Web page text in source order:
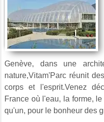
Genève, dans une
nature,Vitam'Parc réunit
corps et l'esprit.Venez
France où l'eau, la forme,
qu'un, pour le bonheur des